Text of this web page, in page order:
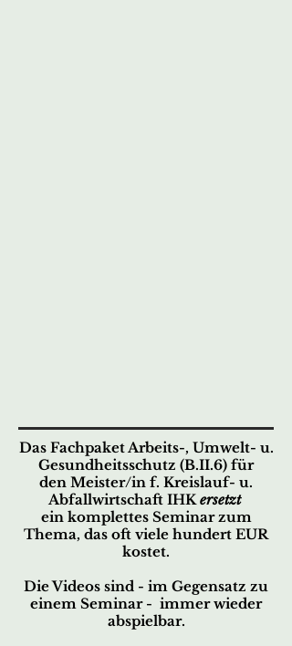
Das Fachpaket Arbeits-, Umwelt- u.
Gesundheitsschutz (B.II.6) für
den Meister/in f. Kreislauf- u.
Abfallwirtschaft IHKersetzt
ein komplettes Seminar zum
Thema, das oft viele hundert EUR
kostet.
Die Videos sind - im Gegensatz zu
einem Seminar - immer wieder
abspielbar.